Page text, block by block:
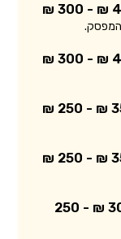
המפסק.
350
350
300 ₪ - 250